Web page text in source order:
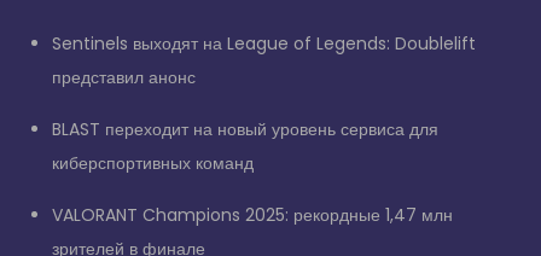
Sentinels выходят на League of Legends: Doublelift
представил анонс
BLAST переходит на новый уровень сервиса для
киберспортивных команд
VALORANT Champions 2025: рекордные 1,47 млн
зрителей в финале